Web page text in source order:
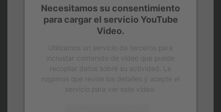
Necesitamos su consentimiento
para cargar el servicio YouTube
Video.
Utilizamos un servicio de terceros para
incrustar contenido de vídeo que puede
recopilar datos sobre su actividad. Le
rogamos que revise los detalles y acepte el
servicio para ver este vídeo.